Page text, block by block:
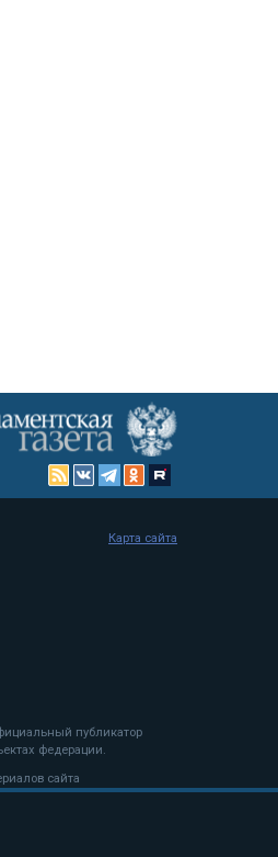
публикатор
федерации.
сайта
Карта сайта